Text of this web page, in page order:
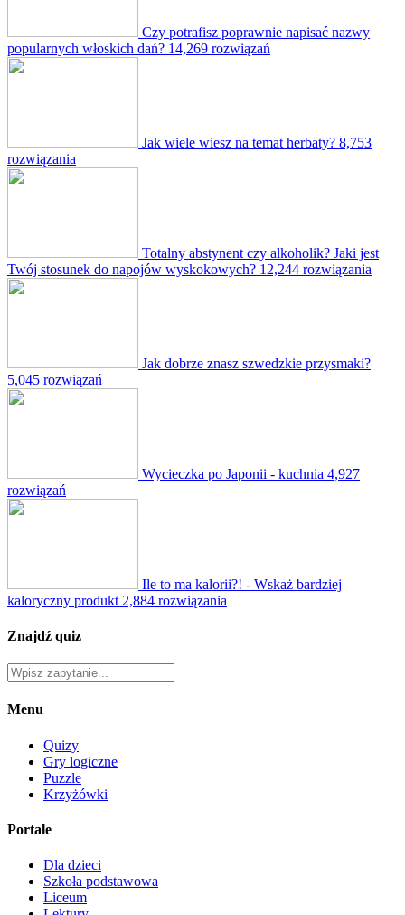
Czy potrafisz poprawnie napisać nazwy
popularnych włoskich dań? 14,269 rozwiązań
Jak wiele wiesz na temat herbaty? 8,753
rozwiązania
Totalny abstynent czy alkoholik? Jaki jest
Twój stosunek do napojów wyskokowych? 12,244 rozwiązania
Jak dobrze znasz szwedzkie przysmaki?
5,045 rozwiązań
Wycieczka po Japonii - kuchnia 4,927
rozwiązań
Ile to ma kalorii?! - Wskaż bardziej
kaloryczny produkt 2,884 rozwiązania
Znajdź quiz
Menu
Quizy
Gry logiczne
Puzzle
Krzyżówki
Portale
Dla dzieci
Szkoła podstawowa
Liceum